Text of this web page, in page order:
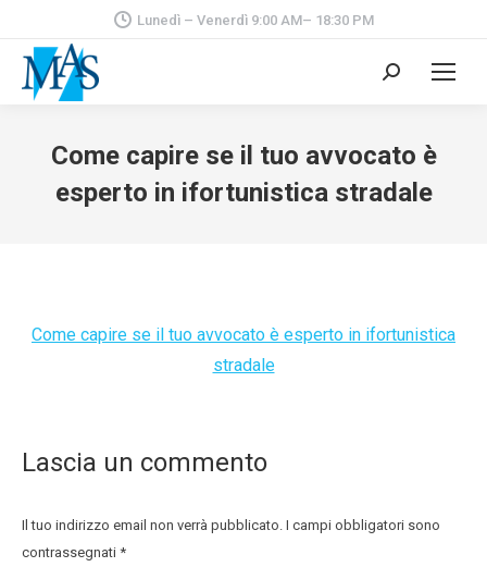
Lunedì – Venerdì 9:00 AM– 18:30 PM
Cerca:
Come capire se il tuo avvocato è
esperto in ifortunistica stradale
Come capire se il tuo avvocato è esperto in ifortunistica
stradale
Lascia un commento
Il tuo indirizzo email non verrà pubblicato. I campi obbligatori sono
contrassegnati *